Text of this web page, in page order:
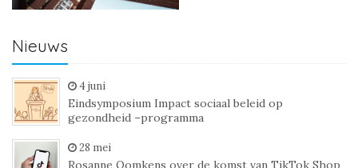
Nieuws
4 juni
Eindsymposium Impact sociaal beleid op
gezondheid –programma
28 mei
Rosanne Oomkens over de komst van TikTok Shop